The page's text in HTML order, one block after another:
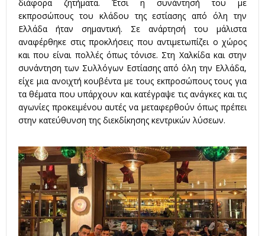
διάφορα ζητήματα. Έτσι η συνάντησή του με
εκπροσώπους του κλάδου της εστίασης από όλη την
Ελλάδα ήταν σημαντική. Σε ανάρτησή του μάλιστα
αναφέρθηκε στις προκλήσεις που αντιμετωπίζει ο χώρος
και που είναι πολλές όπως τόνισε. Στη Χαλκίδα και στην
συνάντηση των Συλλόγων Εστίασης από όλη την Ελλάδα,
είχε μια ανοιχτή κουβέντα με τους εκπροσώπους τους για
τα θέματα που υπάρχουν και κατέγραψε τις ανάγκες και τις
αγωνίες προκειμένου αυτές να μεταφερθούν όπως πρέπει
στην κατεύθυνση της διεκδίκησης κεντρικών λύσεων.